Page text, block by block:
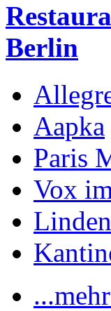
Berlin
Aapka
Paris
Vox